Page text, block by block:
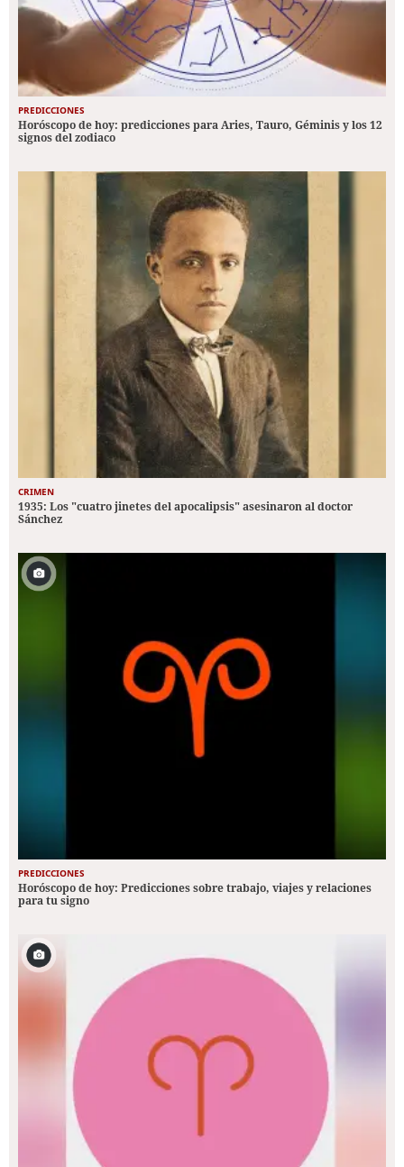
PREDICCIONES
Horóscopo de hoy: predicciones para Aries, Tauro, Géminis y los 12
signos del zodiaco
CRIMEN
1935: Los "cuatro jinetes del apocalipsis" asesinaron al doctor
Sánchez
PREDICCIONES
Horóscopo de hoy: Predicciones sobre trabajo, viajes y relaciones
para tu signo